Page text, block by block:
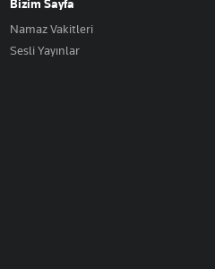
Bizim Sayfa
Namaz Vakitleri
Sesli Yayınlar